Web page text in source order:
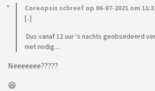
Coreopsis schreef op 06-07-2021 om
[..]
Dus vanaf 12 uur 's nachts geobsedeerd
niet nodig....
Neeeeeee?????
😆